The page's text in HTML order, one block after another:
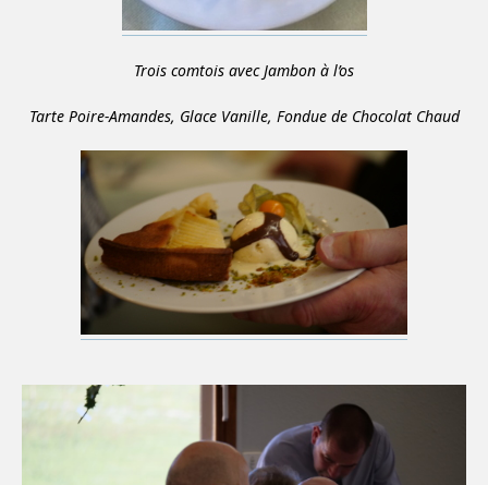
Trois comtois avec Jambon à l’os
Tarte Poire-Amandes, Glace Vanille, Fondue de Chocolat Chaud